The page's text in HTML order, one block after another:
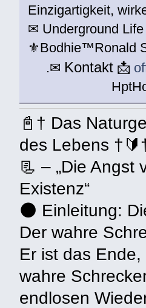
Einzigartigkeit,
✉ Underground
⚜Bodhie™Ronald
.✉ Kontakt 📩
📓† Das
des Lebens
📃 – „Die Angst
Existenz“
🌑 Einleitung:
Der wahre
Er ist das
wahre
endlosen